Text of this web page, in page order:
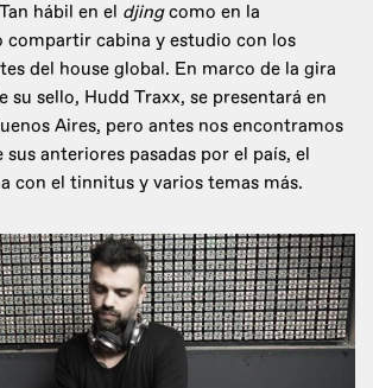
hábil en el djingcomo en la
compartir cabina y estudio con los
del house global. En marco de la gira
su sello, Hudd Traxx, se presentará en
Aires, pero antes nos encontramos
sus anteriores pasadas por el país, el
con el tinnitus y varios temas más.